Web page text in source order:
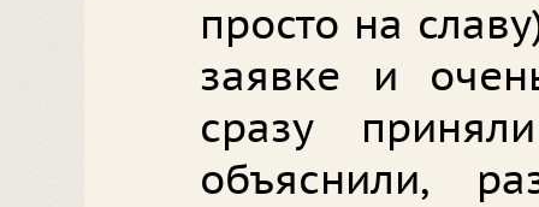
просто на
заявке и
сразу
объяснили,